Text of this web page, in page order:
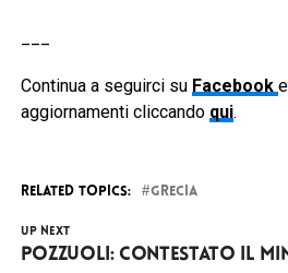
Continua a seguirci su Facebook
aggiornamenti cliccando qui.
RELATED TOPICS: GRECIA
UP NEXT
Pozzuoli: contestato il